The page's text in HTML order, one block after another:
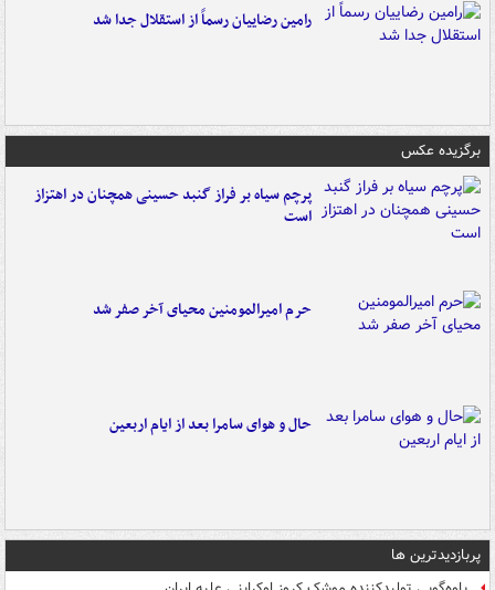
رامین رضاییان رسماً از استقلال جدا شد
برگزیده عکس
پرچم سیاه بر فراز گنبد حسینی همچنان در اهتزاز
است
حرم امیرالمومنین محیای آخر صفر شد
حال و هوای سامرا بعد از ایام اربعین
پربازدیدترین ها